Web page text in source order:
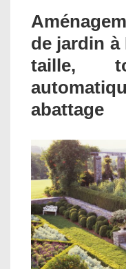
de jardin à
taille,
abattage